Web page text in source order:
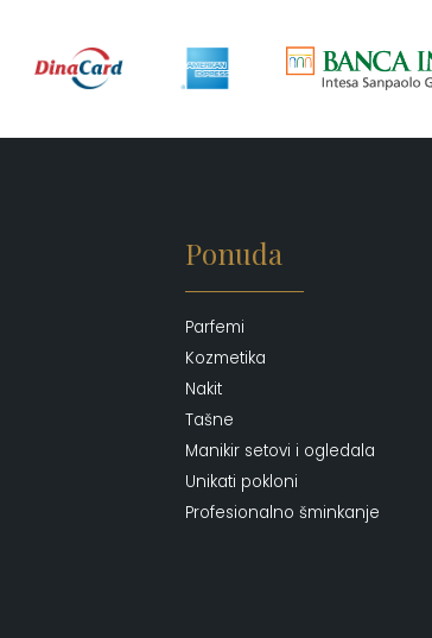
Ponuda
Parfemi
Kozmetika
Nakit
Tašne
Manikir setovi i ogledala
Unikati pokloni
Profesionalno šminkanje